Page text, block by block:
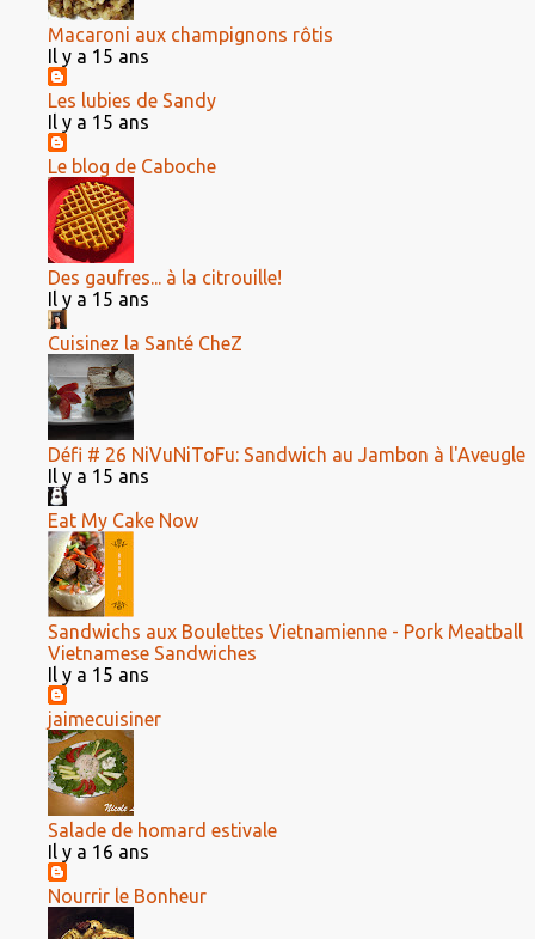
Macaroni aux champignons rôtis
Il y a 15 ans
Les lubies de Sandy
Il y a 15 ans
Le blog de Caboche
Des gaufres... à la citrouille!
Il y a 15 ans
Cuisinez la Santé CheZ
Défi # 26 NiVuNiToFu: Sandwich au Jambon à l'Aveugle
Il y a 15 ans
Eat My Cake Now
Sandwichs aux Boulettes Vietnamienne - Pork Meatball
Vietnamese Sandwiches
Il y a 15 ans
jaimecuisiner
Salade de homard estivale
Il y a 16 ans
Nourrir le Bonheur